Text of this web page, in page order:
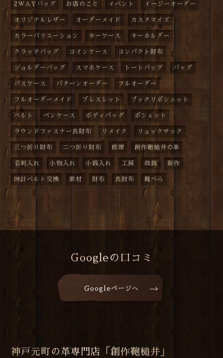
2WAYバッグ お店のこと イベント イージーオーダー
オリジナルレザー オーダーメイド カスタマイズ
カラーバリエーション キーケース キーホルダー
クラッチバッグ コインケース コンパクト財布
ショルダーバッグ スマホケース トートバッグ バッグ
パスケース パターンオーダー フルオーダー
フルオーダーメイド ブレスレット プックリポシェット
ベルト ペンケース ボディバッグ ポシェット
ラウンドファスナー長財布 リメイク リュックサック
三つ折り財布 二つ折り財布 修理 創作鞄槌井の革
名刺入れ 小物入れ 小銭入れ 工房 改装 新作
時計ベルト交換 素材 財布 長財布 靴べら
Googleの口コミ
Googleページへ
神戸元町の革専門店「創作鞄槌井」